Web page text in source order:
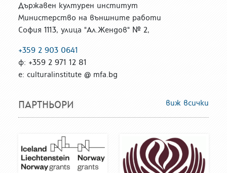
Държавен културен институт
Министерство на външните работи
София 1113, улица "Ал.Жендов" № 2,
+359 2 903 0641
ф: +359 2 971 12 81
е: culturalinstitute @ mfa.bg
ПАРТНЬОРИ виж всички